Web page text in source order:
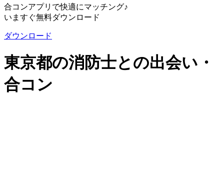
合コンアプリで快適にマッチング♪
いますぐ無料ダウンロード
ダウンロード
東京都の消防士との出会い・
合コン